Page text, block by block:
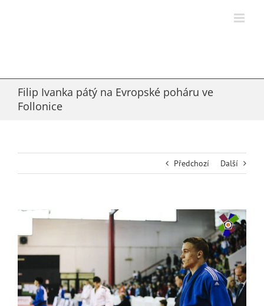
Filip Ivanka pátý na Evropské poháru ve
Follonice
Předchozí Další
Zobrazit
obrázek